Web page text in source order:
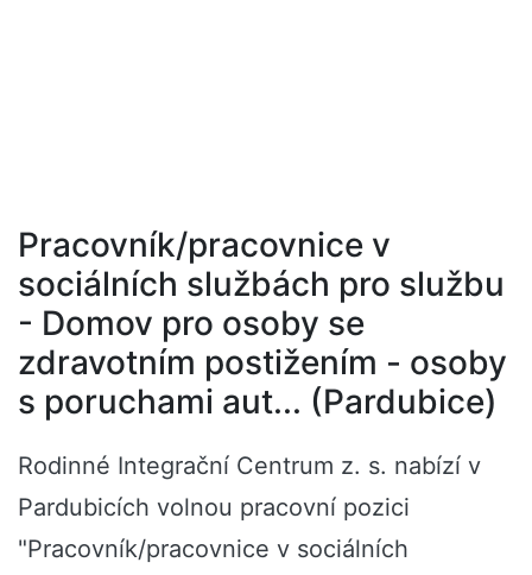
Pracovník/pracovnice v
sociálních službách pro službu
- Domov pro osoby se
zdravotním postižením - osoby
s poruchami aut... (Pardubice)
Rodinné Integrační Centrum z. s. nabízí v
Pardubicích volnou pracovní pozici
"Pracovník/pracovnice v sociálních